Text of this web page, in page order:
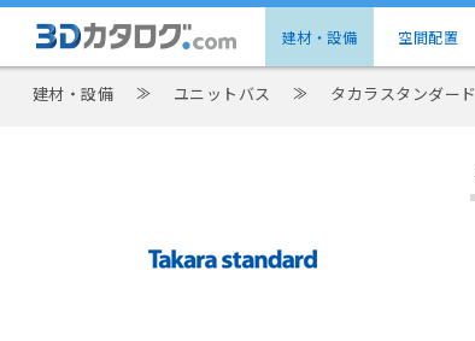
建材・設備 空間配置
建材・設備 ≫ ユニットバス ≫ タカラスタンダード